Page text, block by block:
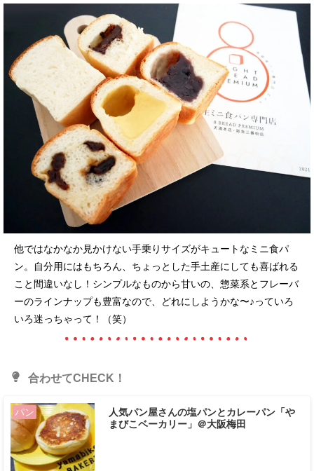
他ではなかなか見かけない手乗りサイズがキュートなミニ食パ
ン。自分用にはもちろん、ちょっとした手土産にしても喜ばれる
こと間違いなし！シンプルなものから甘いの、惣菜系とフレーバ
ーのラインナップも豊富なので、どれにしようかな〜♪っていろ
いろ迷っちゃって！（笑）
合わせてCHECK！
パン
人気パン屋さんの塩パンとカレーパン「や
まびこベーカリー」＠大阪梅田